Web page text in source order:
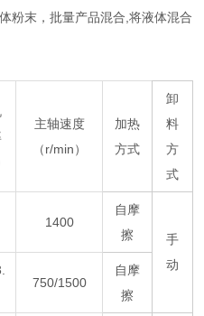
粉末，批量产品混合,将液体混合
主轴速度
（r/min）
加热
方式
卸
料
方
式
1400
自摩
擦
手
动
750/1500
自摩
擦